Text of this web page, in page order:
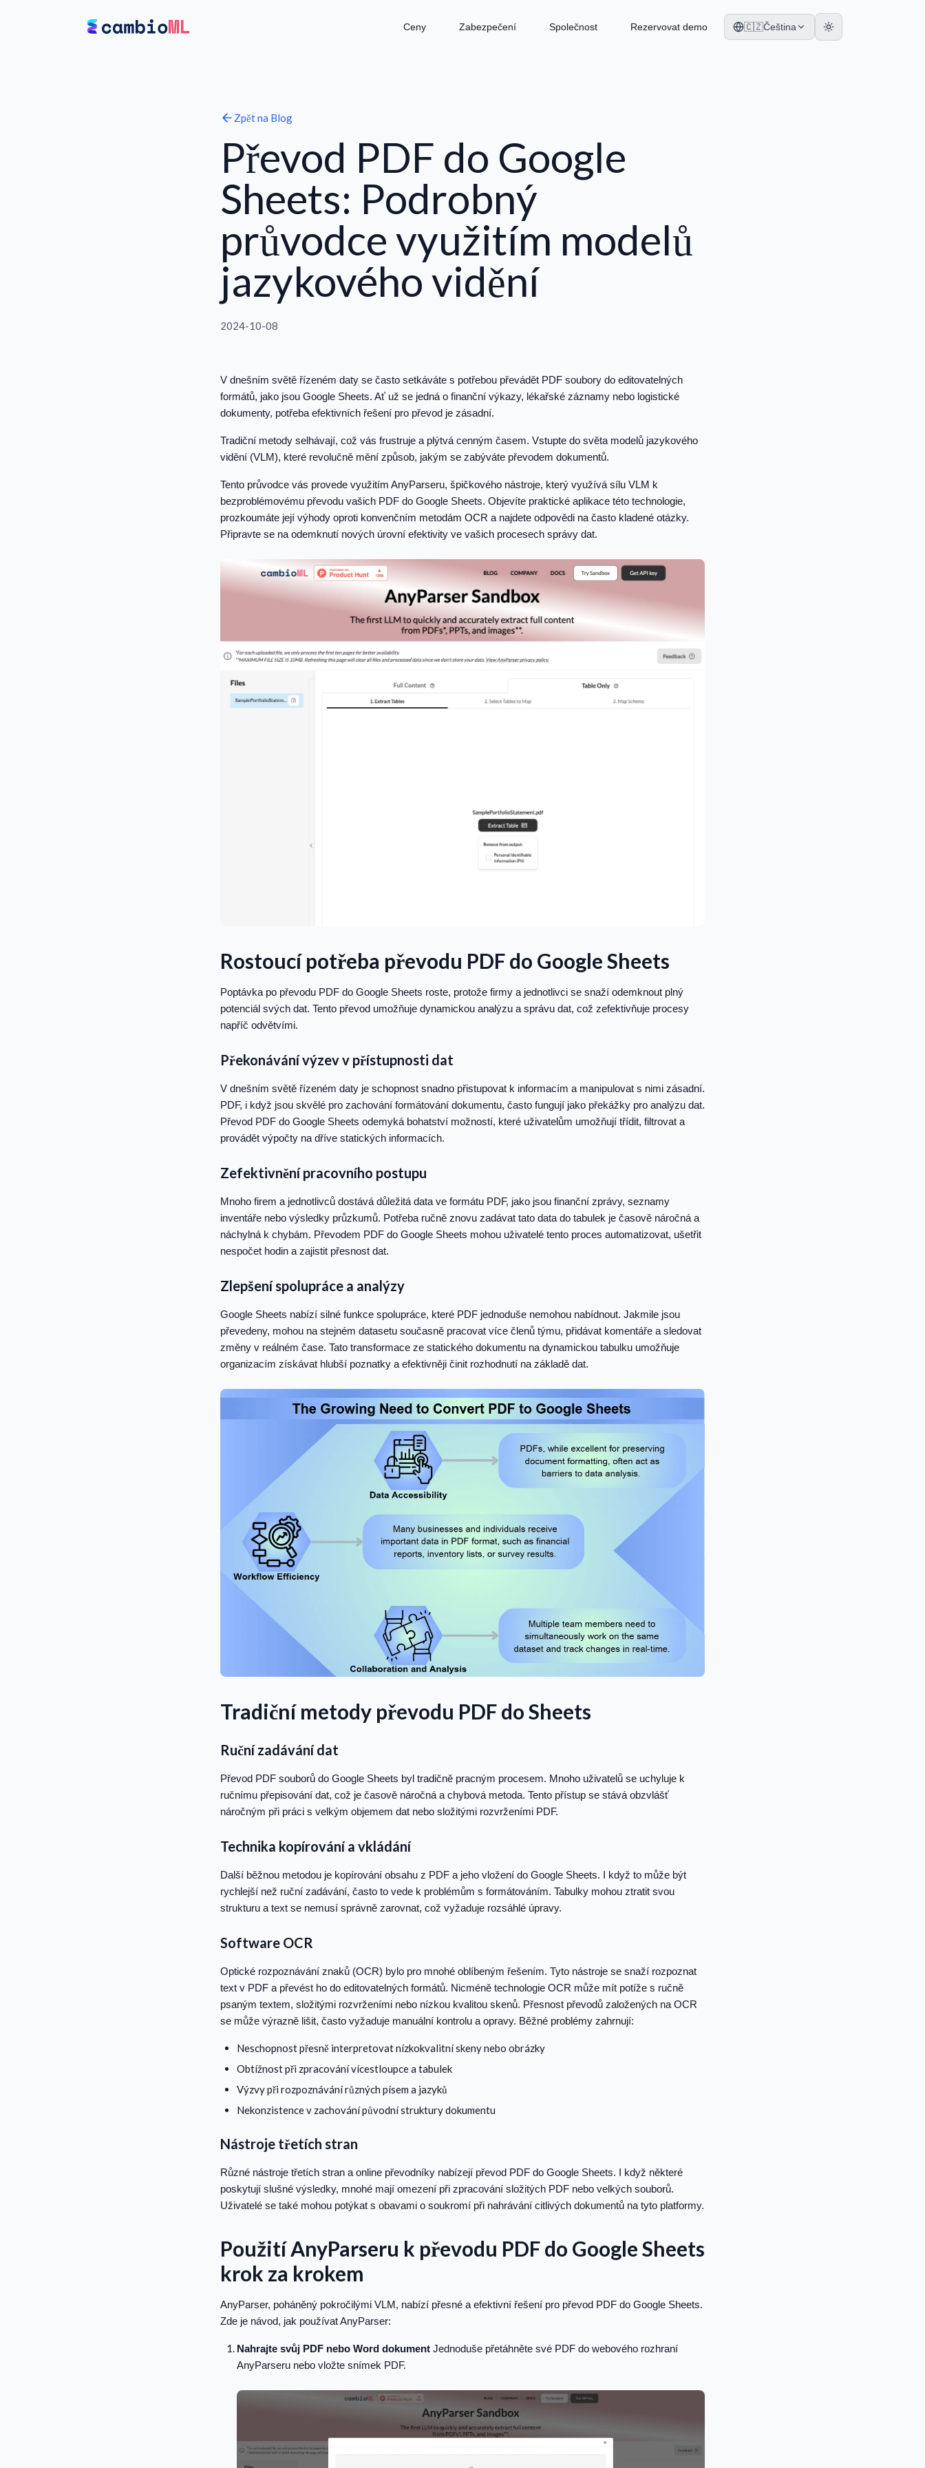
Ceny Zabezpečení Společnost Rezervovat demo 🇨🇿Čeština
Zpět na Blog
Převod PDF do Google
Sheets: Podrobný
průvodce využitím modelů
jazykového vidění
2024-10-08
V dnešním světě řízeném daty se často setkáváte s potřebou převádět PDF soubory do editovatelných
formátů, jako jsou Google Sheets. Ať už se jedná o finanční výkazy, lékařské záznamy nebo logistické
dokumenty, potřeba efektivních řešení pro převod je zásadní.
Tradiční metody selhávají, což vás frustruje a plýtvá cenným časem. Vstupte do světa modelů jazykového
vidění (VLM), které revolučně mění způsob, jakým se zabýváte převodem dokumentů.
Tento průvodce vás provede využitím AnyParseru, špičkového nástroje, který využívá sílu VLM k
bezproblémovému převodu vašich PDF do Google Sheets. Objevíte praktické aplikace této technologie,
prozkoumáte její výhody oproti konvenčním metodám OCR a najdete odpovědi na často kladené otázky.
Připravte se na odemknutí nových úrovní efektivity ve vašich procesech správy dat.
Rostoucí potřeba převodu PDF do Google Sheets
Poptávka po převodu PDF do Google Sheets roste, protože firmy a jednotlivci se snaží odemknout plný
potenciál svých dat. Tento převod umožňuje dynamickou analýzu a správu dat, což zefektivňuje procesy
napříč odvětvími.
Překonávání výzev v přístupnosti dat
V dnešním světě řízeném daty je schopnost snadno přistupovat k informacím a manipulovat s nimi zásadní.
PDF, i když jsou skvělé pro zachování formátování dokumentu, často fungují jako překážky pro analýzu dat.
Převod PDF do Google Sheets odemyká bohatství možností, které uživatelům umožňují třídit, filtrovat a
provádět výpočty na dříve statických informacích.
Zefektivnění pracovního postupu
Mnoho firem a jednotlivců dostává důležitá data ve formátu PDF, jako jsou finanční zprávy, seznamy
inventáře nebo výsledky průzkumů. Potřeba ručně znovu zadávat tato data do tabulek je časově náročná a
náchylná k chybám. Převodem PDF do Google Sheets mohou uživatelé tento proces automatizovat, ušetřit
nespočet hodin a zajistit přesnost dat.
Zlepšení spolupráce a analýzy
Google Sheets nabízí silné funkce spolupráce, které PDF jednoduše nemohou nabídnout. Jakmile jsou
převedeny, mohou na stejném datasetu současně pracovat více členů týmu, přidávat komentáře a sledovat
změny v reálném čase. Tato transformace ze statického dokumentu na dynamickou tabulku umožňuje
organizacím získávat hlubší poznatky a efektivněji činit rozhodnutí na základě dat.
Tradiční metody převodu PDF do Sheets
Ruční zadávání dat
Převod PDF souborů do Google Sheets byl tradičně pracným procesem. Mnoho uživatelů se uchyluje k
ručnímu přepisování dat, což je časově náročná a chybová metoda. Tento přístup se stává obzvlášť
náročným při práci s velkým objemem dat nebo složitými rozvrženími PDF.
Technika kopírování a vkládání
Další běžnou metodou je kopírování obsahu z PDF a jeho vložení do Google Sheets. I když to může být
rychlejší než ruční zadávání, často to vede k problémům s formátováním. Tabulky mohou ztratit svou
strukturu a text se nemusí správně zarovnat, což vyžaduje rozsáhlé úpravy.
Software OCR
Optické rozpoznávání znaků (OCR) bylo pro mnohé oblíbeným řešením. Tyto nástroje se snaží rozpoznat
text v PDF a převést ho do editovatelných formátů. Nicméně technologie OCR může mít potíže s ručně
psaným textem, složitými rozvrženími nebo nízkou kvalitou skenů. Přesnost převodů založených na OCR
se může výrazně lišit, často vyžaduje manuální kontrolu a opravy. Běžné problémy zahrnují:
Neschopnost přesně interpretovat nízkokvalitní skeny nebo obrázky
Obtížnost při zpracování vícestloupce a tabulek
Výzvy při rozpoznávání různých písem a jazyků
Nekonzistence v zachování původní struktury dokumentu
Nástroje třetích stran
Různé nástroje třetích stran a online převodníky nabízejí převod PDF do Google Sheets. I když některé
poskytují slušné výsledky, mnohé mají omezení při zpracování složitých PDF nebo velkých souborů.
Uživatelé se také mohou potýkat s obavami o soukromí při nahrávání citlivých dokumentů na tyto platformy.
Použití AnyParseru k převodu PDF do Google Sheets
krok za krokem
AnyParser, poháněný pokročilými VLM, nabízí přesné a efektivní řešení pro převod PDF do Google Sheets.
Zde je návod, jak používat AnyParser:
Nahrajte svůj PDF nebo Word dokument Jednoduše přetáhněte své PDF do webového rozhraní
AnyParseru nebo vložte snímek PDF.